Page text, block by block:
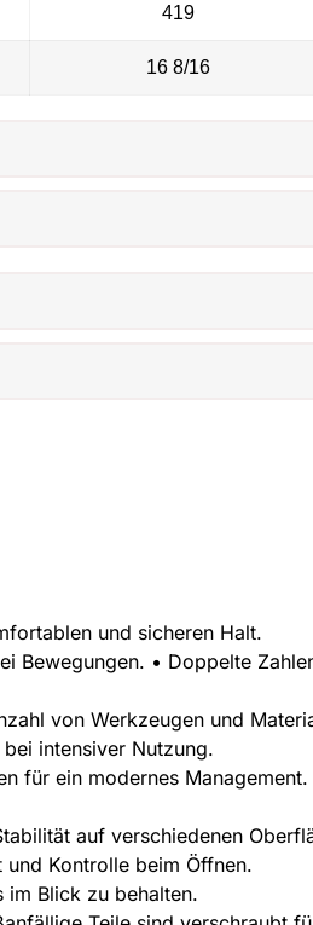
419
16 8/16
und sicheren Halt.
• Doppelte
von Werkzeugen und
intensiver Nutzung.
für ein modernes Management.
auf verschiedenen
Kontrolle beim Öffnen.
im Blick zu behalten.